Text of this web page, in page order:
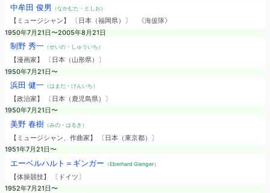
中牟田 俊男 （なかむた・としお）
【ミュージシャン】 〔日本（福岡県）〕
《海援隊》
1950年7月21日〜2005年8月21日
制野 秀一（せいの・しゅういち）
【漫画家】 〔日本（山形県）〕
1950年7月21日〜
浜田 健一（はまだ・けんいち）
【政治家】 〔日本（鹿児島県）〕
1950年7月21日〜
美野 春樹（みの・はるき）
【ミュージシャン、作曲家】 〔日本（東京都）〕
1951年7月21日〜
エーベルハルト＝ギンガー （Eberhard Gienger）
【体操競技】 〔ドイツ〕
1952年7月21日〜